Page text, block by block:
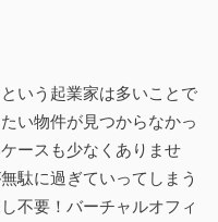
いう起業家は多いことで
い物件が見つからなかっ
ースも少なくありませ
駄に過ぎていってしまう
不要！バーチャルオフィ